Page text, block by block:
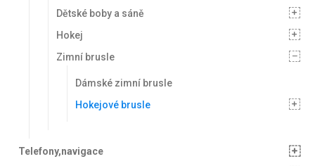
Dětské boby a sáně
Hokej
Zimní brusle
Dámské zimní brusle
Hokejové brusle
Telefony,navigace